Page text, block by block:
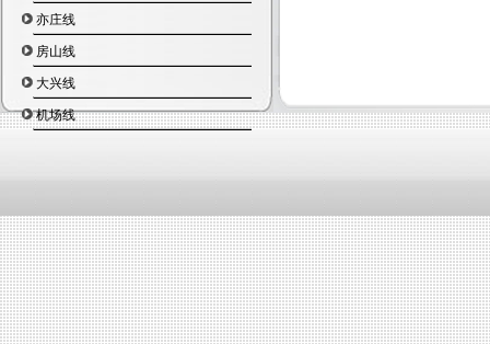
通州北苑
果园
四惠东
四惠
亦庄线
房山线
大兴线
机场线